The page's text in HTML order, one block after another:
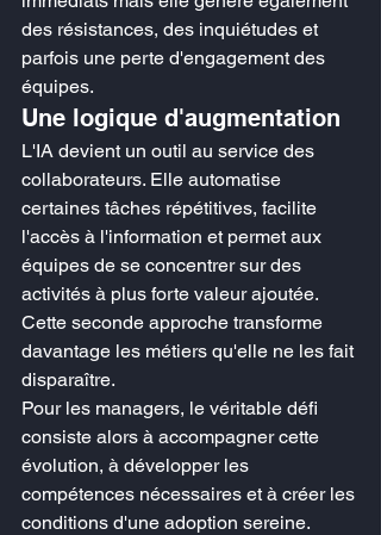
des résistances, des inquiétudes et
parfois une perte d'engagement des
équipes.
Une logique d'augmentation
L'IA devient un outil au service des
collaborateurs. Elle automatise
certaines tâches répétitives, facilite
l'accès à l'information et permet aux
équipes de se concentrer sur des
activités à plus forte valeur ajoutée.
Cette seconde approche transforme
davantage les métiers qu'elle ne les fait
disparaître.
Pour les managers, le véritable défi
consiste alors à accompagner cette
évolution, à développer les
compétences nécessaires et à créer les
conditions d'une adoption sereine.